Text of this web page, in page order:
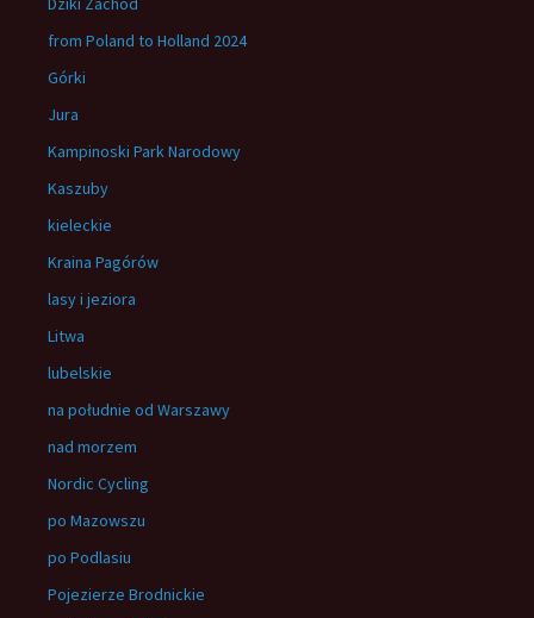
from Poland to Holland 2024
Górki
Jura
Kampinoski Park Narodowy
Kaszuby
kieleckie
Kraina Pagórów
lasy i jeziora
Litwa
lubelskie
na południe od Warszawy
nad morzem
Nordic Cycling
po Mazowszu
po Podlasiu
Pojezierze Brodnickie